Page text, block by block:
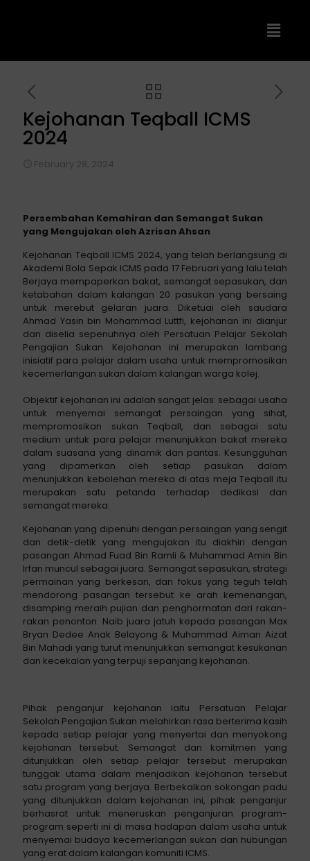
Kejohanan Teqball ICMS
2024
February 28, 2024
Persembahan Kemahiran dan Semangat Sukan
yang Mengujakan oleh Azrisan Ahsan
Kejohanan Teqball ICMS 2024, yang telah berlangsung di
Akademi Bola Sepak ICMS pada 17 Februari yang lalu telah
Berjaya mempaperkan bakat, semangat sepasukan, dan
ketabahan dalam kalangan 20 pasukan yang bersaing
untuk merebut gelaran juara. Diketuai oleh saudara
Ahmad Yasin bin Mohammad Luttfi, kejohanan ini dianjur
dan diselia sepenuhnya oleh Persatuan Pelajar Sekolah
Pengajian Sukan. Kejohanan ini merupakan lambang
inisiatif para pelajar dalam usaha untuk mempromosikan
kecemerlangan sukan dalam kalangan warga kolej.
Objektif kejohanan ini adalah sangat jelas: sebagai usaha
untuk menyemai semangat persaingan yang sihat,
mempromosikan sukan Teqball, dan sebagai satu
medium untuk para pelajar menunjukkan bakat mereka
dalam suasana yang dinamik dan pantas. Kesungguhan
yang dipamerkan oleh setiap pasukan dalam
menunjukkan kebolehan mereka di atas meja Teqball itu
merupakan satu petanda terhadap dedikasi dan
semangat mereka.
Kejohanan yang dipenuhi dengan persaingan yang sengit
dan detik-detik yang mengujakan itu diakhiri dengan
pasangan Ahmad Fuad Bin Ramli & Muhammad Amin Bin
Irfan muncul sebagai juara. Semangat sepasukan, strategi
permainan yang berkesan, dan fokus yang teguh telah
mendorong pasangan tersebut ke arah kemenangan,
disamping meraih pujian dan penghormatan dari rakan-
rakan penonton. Naib juara jatuh kepada pasangan Max
Bryan Dedee Anak Belayong & Muhammad Aiman Aizat
Bin Mahadi yang turut menunjukkan semangat kesukanan
dan kecekalan yang terpuji sepanjang kejohanan.
Pihak penganjur kejohanan iaitu Persatuan Pelajar
Sekolah Pengajian Sukan melahirkan rasa berterima kasih
kepada setiap pelajar yang menyertai dan menyokong
kejohanan tersebut. Semangat dan komitmen yang
ditunjukkan oleh setiap pelajar tersebut merupakan
tunggak utama dalam menjadikan kejohanan tersebut
satu program yang berjaya. Berbekalkan sokongan padu
yang ditunjukkan dalam kejohanan ini, pihak penganjur
berhasrat untuk meneruskan penganjuran program-
program seperti ini di masa hadapan dalam usaha untuk
menyemai budaya kecemerlangan sukan dan hubungan
yang erat dalam kalangan komuniti ICMS.